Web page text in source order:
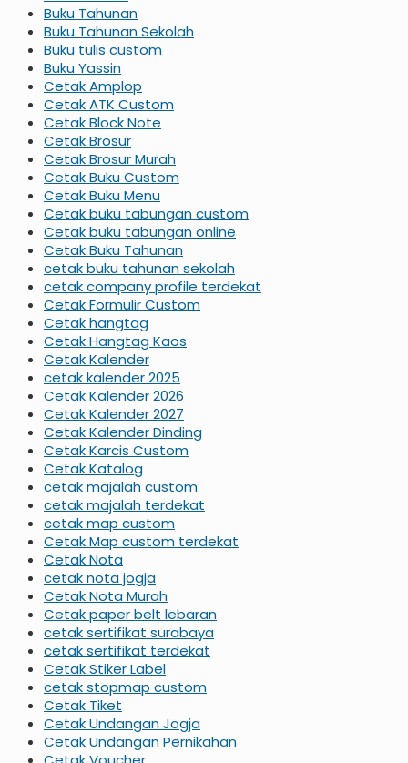
Buku Tahunan
Buku Tahunan Sekolah
Buku tulis custom
Buku Yassin
Cetak Amplop
Cetak ATK Custom
Cetak Block Note
Cetak Brosur
Cetak Brosur Murah
Cetak Buku Custom
Cetak Buku Menu
Cetak buku tabungan custom
Cetak buku tabungan online
Cetak Buku Tahunan
cetak buku tahunan sekolah
cetak company profile terdekat
Cetak Formulir Custom
Cetak hangtag
Cetak Hangtag Kaos
Cetak Kalender
cetak kalender 2025
Cetak Kalender 2026
Cetak Kalender 2027
Cetak Kalender Dinding
Cetak Karcis Custom
Cetak Katalog
cetak majalah custom
cetak majalah terdekat
cetak map custom
Cetak Map custom terdekat
Cetak Nota
cetak nota jogja
Cetak Nota Murah
Cetak paper belt lebaran
cetak sertifikat surabaya
cetak sertifikat terdekat
Cetak Stiker Label
cetak stopmap custom
Cetak Tiket
Cetak Undangan Jogja
Cetak Undangan Pernikahan